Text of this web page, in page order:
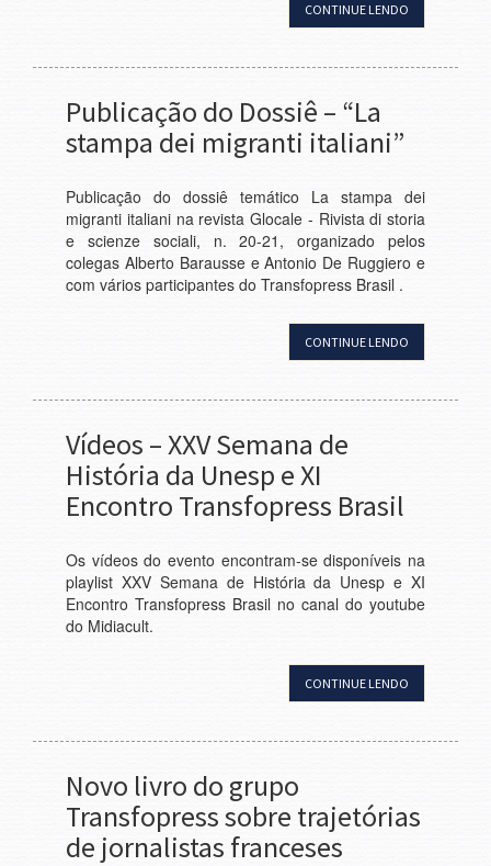
CONTINUE LENDO
Publicação do Dossiê – “La
stampa dei migranti italiani”
Publicação do dossiê temático La stampa dei
migranti italiani na revista Glocale - Rivista di storia
e scienze sociali, n. 20-21, organizado pelos
colegas Alberto Barausse e Antonio De Ruggiero e
com vários participantes do Transfopress Brasil .
CONTINUE LENDO
Vídeos – XXV Semana de
História da Unesp e XI
Encontro Transfopress Brasil
Os vídeos do evento encontram-se disponíveis na
playlist XXV Semana de História da Unesp e XI
Encontro Transfopress Brasil no canal do youtube
do Midiacult.
CONTINUE LENDO
Novo livro do grupo
Transfopress sobre trajetórias
de jornalistas franceses